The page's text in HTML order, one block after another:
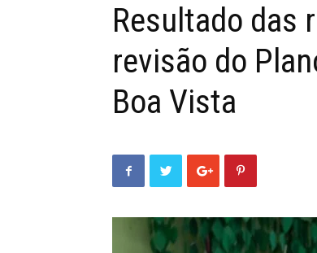
Resultado das
revisão do
Boa Vista